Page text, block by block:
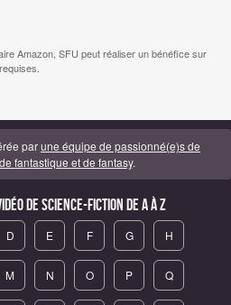
Amazon, SFU peut réaliser un bénéfice sur
parune équipe de passionné(e)s de
fantastique et de fantasy.
de science-fiction de A à Z
D E F G H
M N O P Q